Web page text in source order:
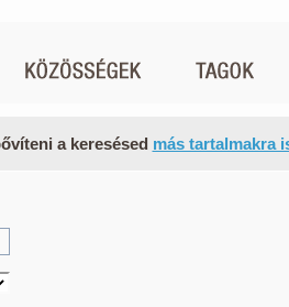
a keresésed más tartalmakra